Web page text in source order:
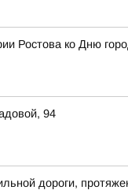
Ростова ко Дню
94
дороги,